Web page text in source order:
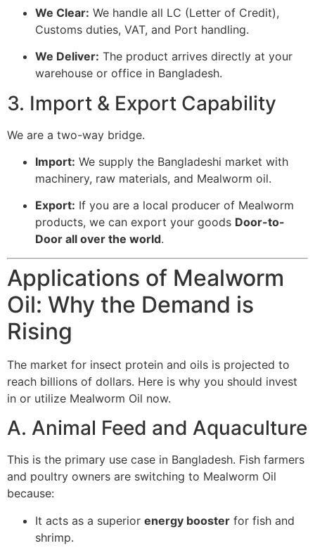
We Clear: We handle all LC (Letter of Credit),
Customs duties, VAT, and Port handling.
We Deliver: The product arrives directly at your
warehouse or office in Bangladesh.
3. Import & Export Capability
We are a two-way bridge.
Import: We supply the Bangladeshi market with
machinery, raw materials, and Mealworm oil.
Export: If you are a local producer of Mealworm
products, we can export your goods Door-to-
Door all over the world.
Applications of Mealworm
Oil: Why the Demand is
Rising
The market for insect protein and oils is projected to
reach billions of dollars. Here is why you should invest
in or utilize Mealworm Oil now.
A. Animal Feed and Aquaculture
This is the primary use case in Bangladesh. Fish farmers
and poultry owners are switching to Mealworm Oil
because:
It acts as a superior energy booster for fish and
shrimp.